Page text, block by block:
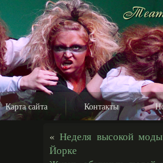
Карта сайта Контакты
«Неделя высокой
Йорке